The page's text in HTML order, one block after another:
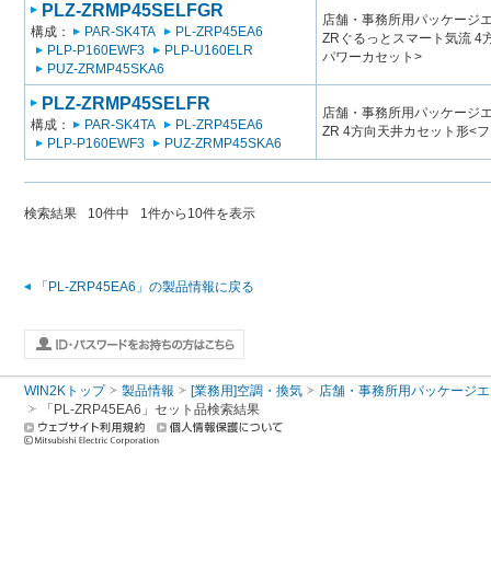
PLZ-ZRMP45SELFGR
構成： PAR-SK4TA
PL-ZRP45EA6
PLP-P160EWF3
PLP-U160ELR
PUZ-ZRMP45SKA6
店舗・事務所用パッケージ
ZRぐるっとスマート気流 4
パワーカセット>
PLZ-ZRMP45SELFR
構成： PAR-SK4TA
PL-ZRP45EA6
PLP-P160EWF3
PUZ-ZRMP45SKA6
店舗・事務所用パッケージ
ZR 4方向天井カセット形<
検索結果 10件中 1件から 10件を表示
「PL-ZRP45EA6」の製品情報に戻る
WIN2Kトップ 製品情報 [業務用]空調・換気
店舗・事務所用パッケージ
「PL-ZRP45EA6」セット品検索結果